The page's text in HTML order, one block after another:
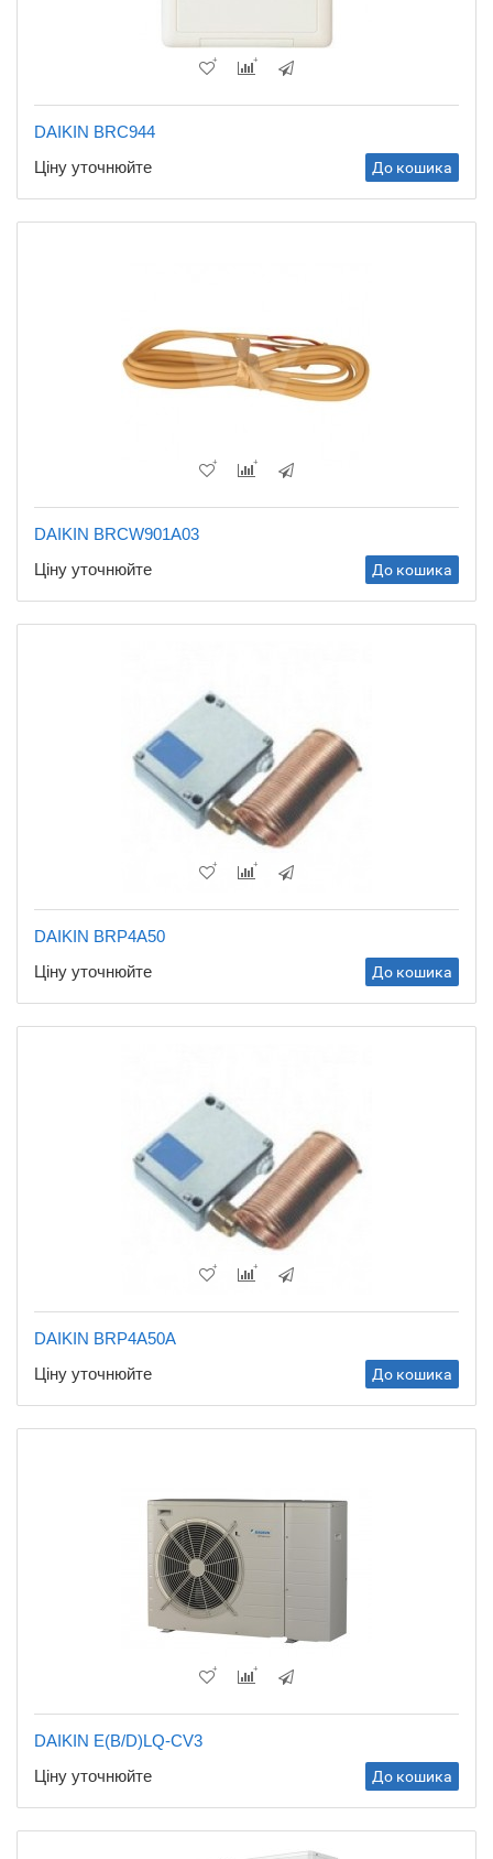
DAIKIN BRC944
Ціну уточнюйте
До кошика
DAIKIN BRCW901A03
Ціну уточнюйте
До кошика
DAIKIN BRP4A50
Ціну уточнюйте
До кошика
DAIKIN BRP4A50A
Ціну уточнюйте
До кошика
DAIKIN E(B/D)LQ-CV3
Ціну уточнюйте
До кошика